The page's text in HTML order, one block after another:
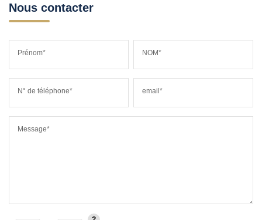
Nous contacter
Prénom* NOM*
N° de téléphone* email*
Message*